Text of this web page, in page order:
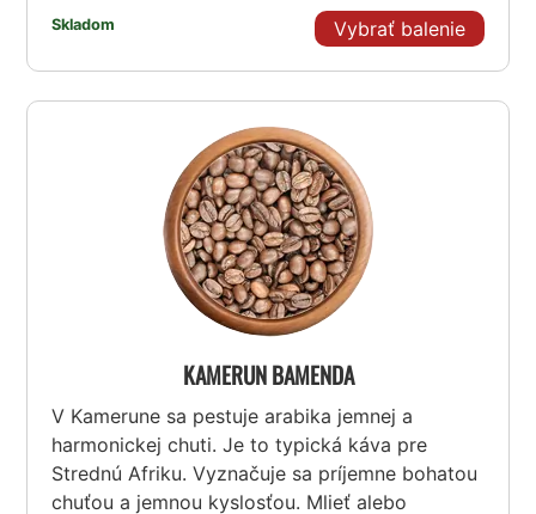
Skladom Vybrať balenie
KAMERUN BAMENDA
V Kamerune sa pestuje arabika jemnej a
harmonickej chuti. Je to typická káva pre
Strednú Afriku. Vyznačuje sa príjemne bohatou
chuťou a jemnou kyslosťou. Mlieť alebo